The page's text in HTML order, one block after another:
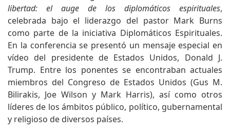
libertad: el auge de los diplomáticos espirituales,
celebrada bajo el liderazgo del pastor Mark Burns
como parte de la iniciativa Diplomáticos Espirituales.
En la conferencia se presentó un mensaje especial en
vídeo del presidente de Estados Unidos, Donald J.
Trump. Entre los ponentes se encontraban actuales
miembros del Congreso de Estados Unidos (Gus M.
Bilirakis, Joe Wilson y Mark Harris), así como otros
líderes de los ámbitos público, político, gubernamental
y religioso de diversos países.